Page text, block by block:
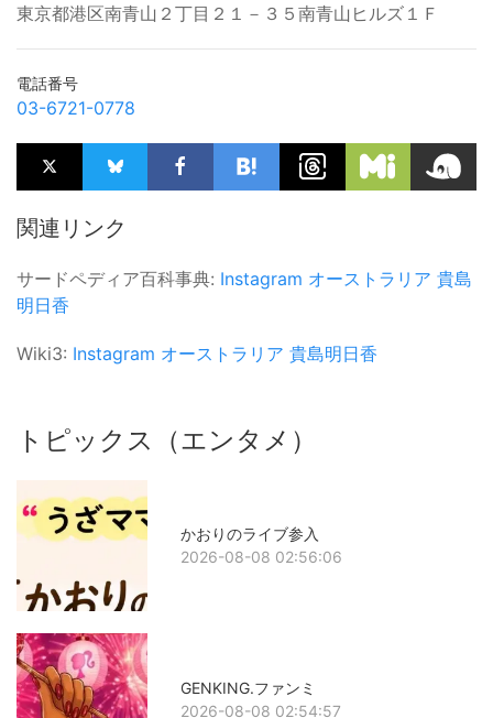
東京都港区南青山２丁目２１－３５南青山ヒルズ１Ｆ
電話番号
03-6721-0778
関連リンク
サードペディア百科事典: Instagram オーストラリア 貴島
明日香
Wiki3: Instagram オーストラリア 貴島明日香
トピックス（エンタメ）
かおりのライブ参入
2026-08-08 02:56:06
GENKING.ファンミ
2026-08-08 02:54:57